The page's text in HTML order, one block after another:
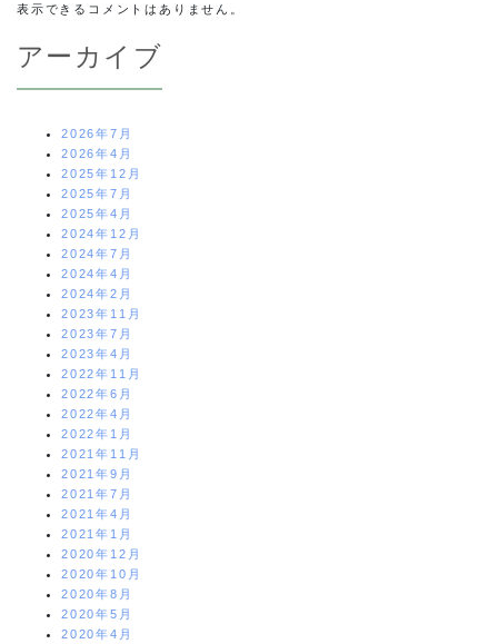
表示できるコメントはありません。
アーカイブ
2026年7月
2026年4月
2025年12月
2025年7月
2025年4月
2024年12月
2024年7月
2024年4月
2024年2月
2023年11月
2023年7月
2023年4月
2022年11月
2022年6月
2022年4月
2022年1月
2021年11月
2021年9月
2021年7月
2021年4月
2021年1月
2020年12月
2020年10月
2020年8月
2020年5月
2020年4月